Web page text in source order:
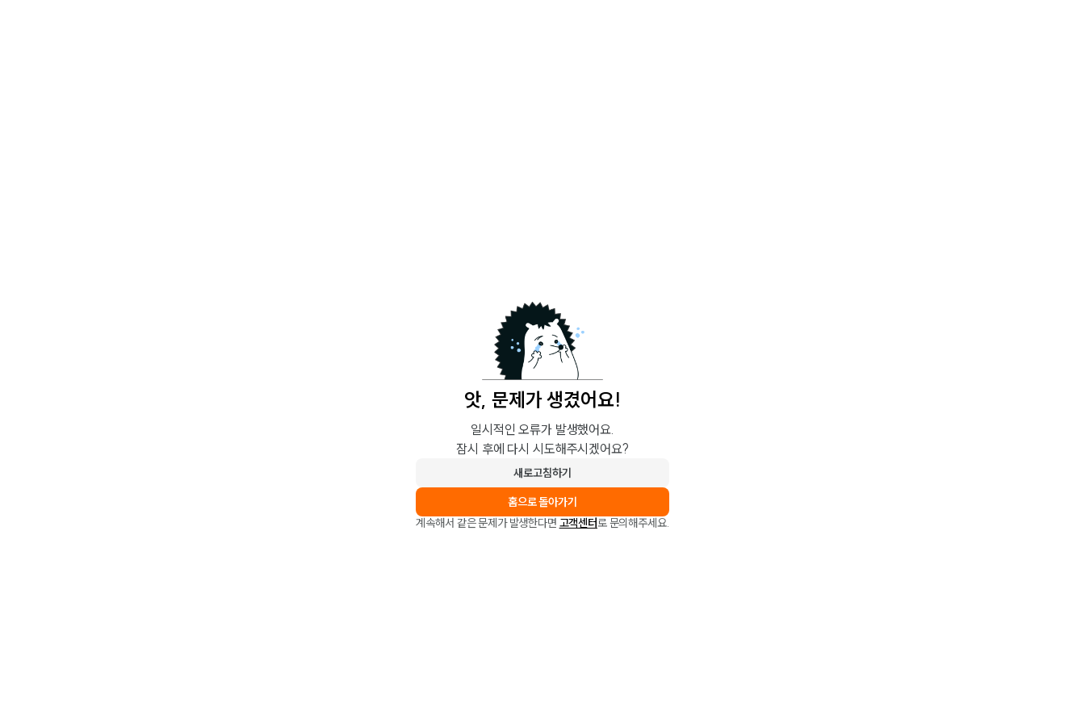
앗, 문제가 생겼어요!
일시적인 오류가 발생했어요.
잠시 후에 다시 시도해주시겠어요?
새로고침하기
홈으로 돌아가기
계속해서 같은 문제가 발생한다면 고객센터로 문의해주세요.